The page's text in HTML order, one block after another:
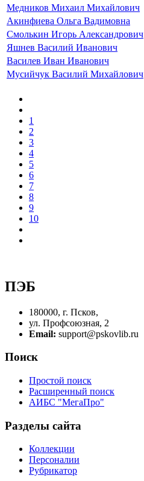
Медников Михаил Михайлович
Акинфиева Ольга Вадимовна
Смолькин Игорь Александрович
Яшнев Василий Иванович
Василев Иван Иванович
Мусийчук Василий Михайлович
1
2
3
4
5
6
7
8
9
10
ПЭБ
180000, г. Псков,
ул. Профсоюзная, 2
Email: support@pskovlib.ru
Поиск
Простой поиск
Расширенный поиск
АИБС "МегаПро"
Разделы сайта
Коллекции
Персоналии
Рубрикатор